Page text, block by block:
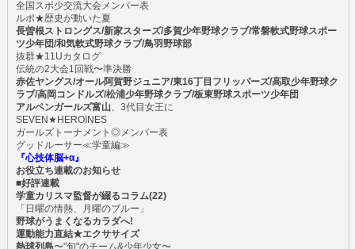
全国スポ少交流大会メンバー表
ルポ★歴史が動いた夏
長曽根ストロングス/新家スターズ/多賀少年野球クラブ/常磐軟式野球スポー
ツ少年団/和気軟式野球クラブ/鳥羽野球部
抜群★11Uカタログ
伝統の2大会1回戦〜準決勝
赤佐ヤングス/オール阿賀野ジュニア/東16丁目フリッパーズ/高取少年野球ク
ラブ/高岡コンドルズ/松浦少年野球クラブ/板東野球スポーツ少年団
アルペンガールズ富山 、3代目女王に
SEVEN★HEROINES
ガールズトーナメント◎メンバー表
グッドルーサー≪学童編≫
『心技体脳+α』
お役立ち連載のお知らせ
■好評連載
学童カリスマ監督が綴るコラム(22)
「日曜の情熱、月曜のブルー」
野球がうまくなるカラダへ!
運動能力直結★エクササイズ
熱球列島〜"旬"のチーム&少年少女〜